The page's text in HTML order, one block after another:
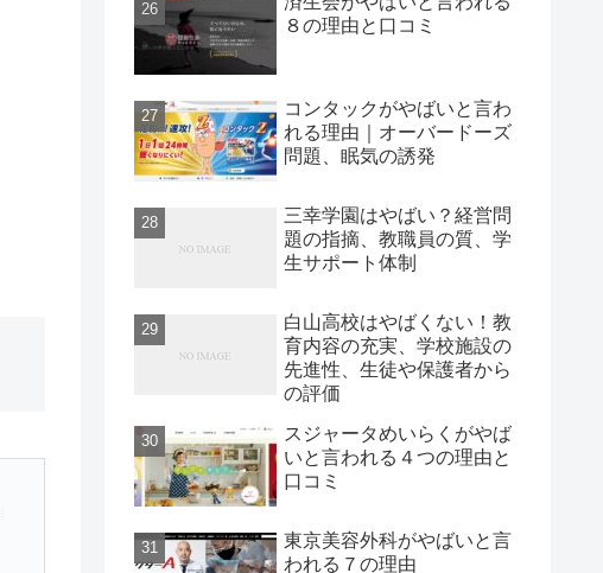
８の理由と口コミ
コンタックがやばいと言わ
れる理由｜オーバードーズ
問題、眠気の誘発
三幸学園はやばい？経営問
題の指摘、教職員の質、学
生サポート体制
白山高校はやばくない！教
育内容の充実、学校施設の
先進性、生徒や保護者から
の評価
スジャータめいらくがやば
いと言われる４つの理由と
口コミ
東京美容外科がやばいと言
われる７の理由